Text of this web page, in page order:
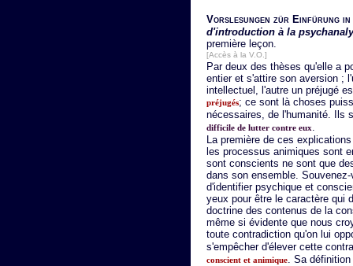
Vorslesungen zür Einfürung in
d'introduction à la
première leçon.
[Accès à la V.O.]
Par deux des thèses qu'elle a
entier et s'attire son aversion ;
intellectuel, l'autre un préjugé
préjugés; ce sont là choses
nécessaires, de l'humanité. Ils
difficile de lutter contre eux.
La première de ces
les processus animiques sont
sont conscients ne sont que
dans son ensemble.
d'identifier psychique et
yeux pour être le caractère qui
doctrine des contenus de la
même si évidente que nous
toute contradiction qu'on lui
s'empêcher d'élever cette
conscient et animique. Sa